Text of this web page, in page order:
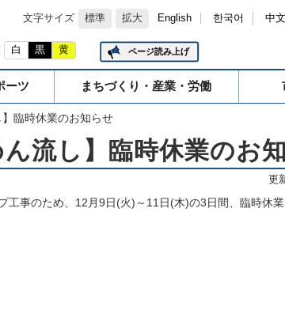
文字サイズ 標準 拡大 English 한국어 中
白 黒 黄 ページ読み上げ
ーツ まちづくり・産業・労働
】臨時休業のお知らせ
ん流し】臨時休業のお
更
事のため、12月9日(火)～11日(木)の3日間、臨時休業